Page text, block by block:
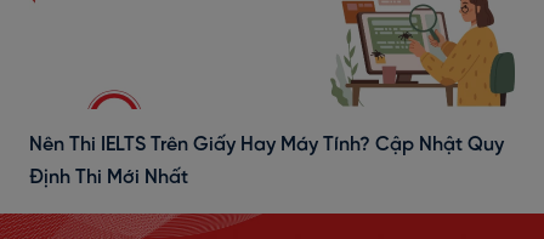
Nên Thi IELTS Trên Giấy Hay Máy Tính? Cập Nhật Quy
Định Thi Mới Nhất